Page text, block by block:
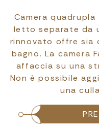
Camera
letto separate da
rinnovato offre sia
bagno. La camera
affaccia su una
Non è possibile
una